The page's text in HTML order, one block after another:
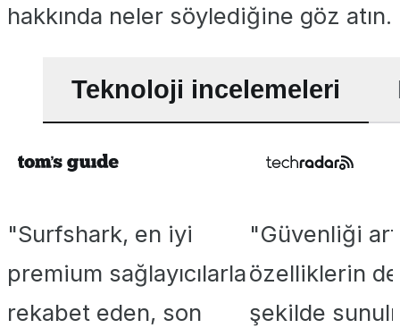
hakkında neler söylediğine göz atın.
Teknoloji incelemeleri
"Surfshark, en iyi
premium sağlayıcılarla
rekabet eden, son
"Güvenliği
özelliklerin
şekilde